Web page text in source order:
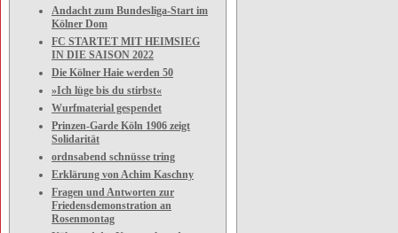
Andacht zum Bundesliga-Start im
Kölner Dom
FC STARTET MIT HEIMSIEG
IN DIE SAISON 2022
Die Kölner Haie werden 50
»Ich lüge bis du stirbst«
Wurfmaterial gespendet
Prinzen-Garde Köln 1906 zeigt
Solidarität
ordnsabend schnüsse tring
Erklärung von Achim Kaschny
Fragen und Antworten zur
Friedensdemonstration an
Rosenmontag